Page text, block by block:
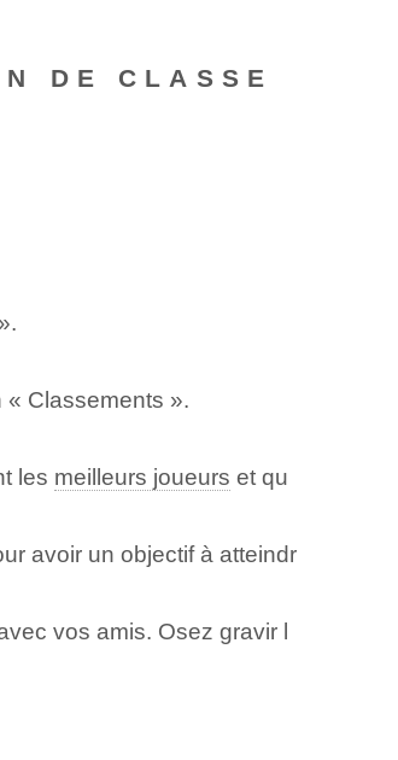
DE CLASSE
« Classements ».
les meilleurs joueurs et qu
avoir un objectif à atteindr
vos amis. Osez gravir l